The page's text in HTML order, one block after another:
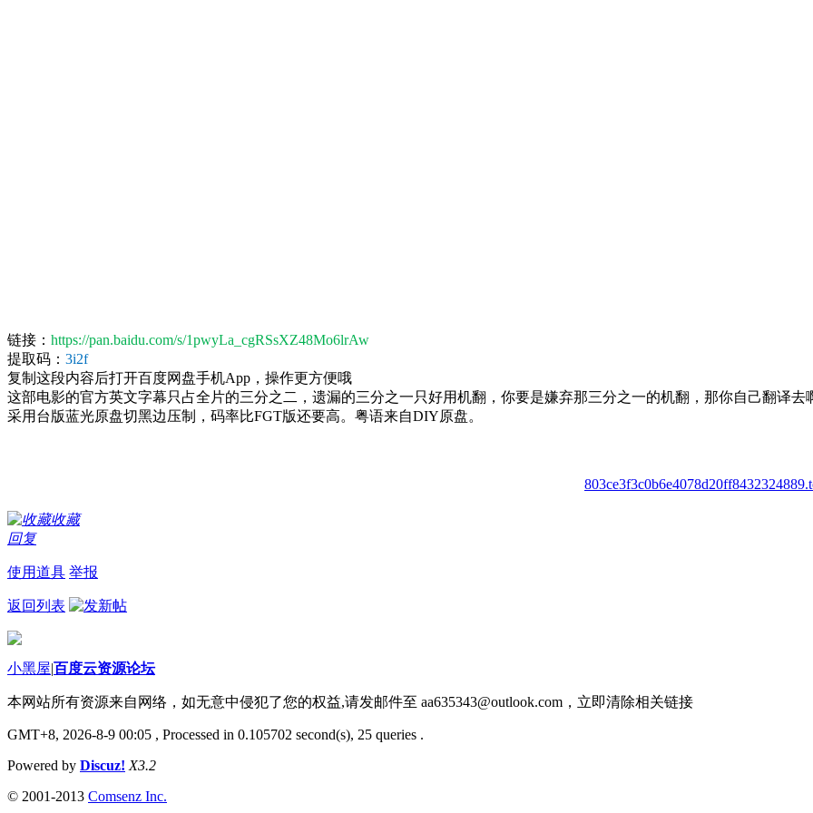
链接： https://pan.baidu.com/s/1pwyLa_cgRSsXZ48Mo6lrAw
提取码： 3i2f
复制这段内容后打开百度网盘手机App，操作更方便哦
这部电影的官方英文字幕只占全片的三分之二，遗漏的三分之一只好用机翻，你要是嫌弃那三分之一的机翻，那你自己翻译去
采用台版蓝光原盘切黑边压制，码率比FGT版还要高。粤语来自DIY原盘。
收藏
回复
使用道具 举报
返回列表
小黑屋|百度云资源论坛
本网站所有资源来自网络，如无意中侵犯了您的权益,请发邮件至 aa635343@outlook.com ，立即清除相关链接
GMT+8, 2026-8-9 00:05 , Processed in 0.105702 second(s), 25 queries .
Powered by Discuz! X3.2
© 2001-2013 Comsenz Inc.